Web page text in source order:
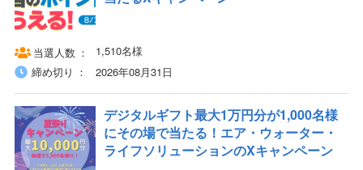
当選人数
1,510名様
締め切り
2026年08月31日
デジタルギフト最大1万円分が1,000名様
にその場で当たる！エア・ウォーター・
ライフソリューションのXキャンペーン